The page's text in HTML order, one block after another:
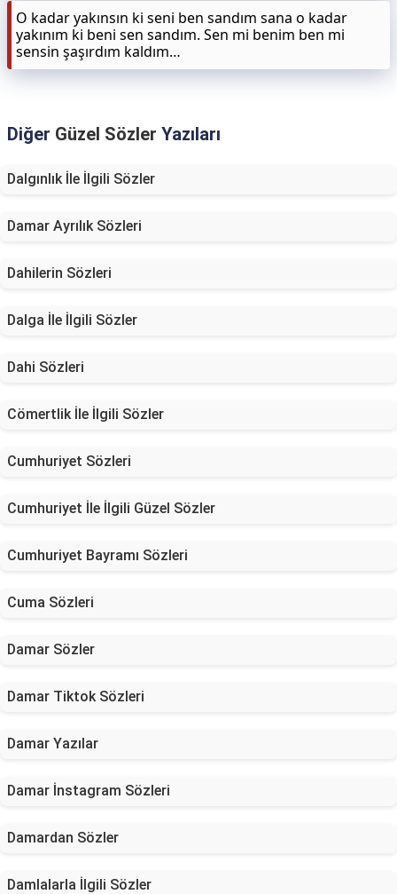
O kadar yakınsın ki seni ben sandım sana o kadar
yakınım ki beni sen sandım. Sen mi benim ben mi
sensin şaşırdım kaldım…
Diğer Güzel Sözler Yazıları
Dalgınlık İle İlgili Sözler
Damar Ayrılık Sözleri
Dahilerin Sözleri
Dalga İle İlgili Sözler
Dahi Sözleri
Cömertlik İle İlgili Sözler
Cumhuriyet Sözleri
Cumhuriyet İle İlgili Güzel Sözler
Cumhuriyet Bayramı Sözleri
Cuma Sözleri
Damar Sözler
Damar Tiktok Sözleri
Damar Yazılar
Damar İnstagram Sözleri
Damardan Sözler
Damlalarla İlgili Sözler